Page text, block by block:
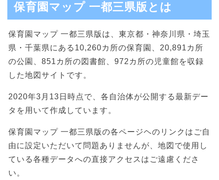
保育園マップ 一都三県版とは
保育園マップ 一都三県版は、東京都・神奈川県・埼玉
県・千葉県にある10,260カ所の保育園、20,891カ所
の公園、851カ所の図書館、972カ所の児童館を収録
した地図サイトです。
2020年3月13日時点で、各自治体が公開する最新デー
タを用いて作成しています。
保育園マップ 一都三県版の各ページヘのリンクはご自
由に設定いただいて問題ありませんが、地図で使用し
ている各種データへの直接アクセスはご遠慮くださ
い。